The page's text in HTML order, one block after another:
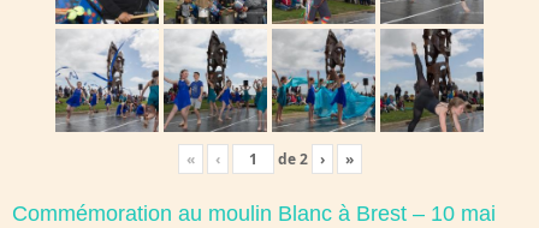
« ‹ de2 › »
Commémoration au moulin Blanc à Brest – 10 mai